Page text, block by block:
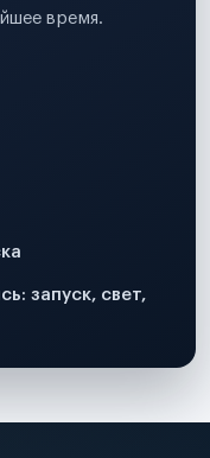
время.
запуск, свет,